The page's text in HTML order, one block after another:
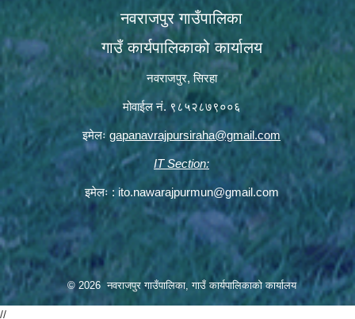
नवराजपुर गाउँपालिका
गाउँ कार्यपालिकाको कार्यालय
नवराजपुर, सिरहा
मोवाईल नं. ९८५२८७९००६
इमेलः gapanavrajpursiraha@gmail.com
IT Section:
इमेलः : ito.nawarajpurmun@gmail.com
© 2026 नवराजपुर गाउँपालिका, गाउँ कार्यपालिकाको कार्यालय
//